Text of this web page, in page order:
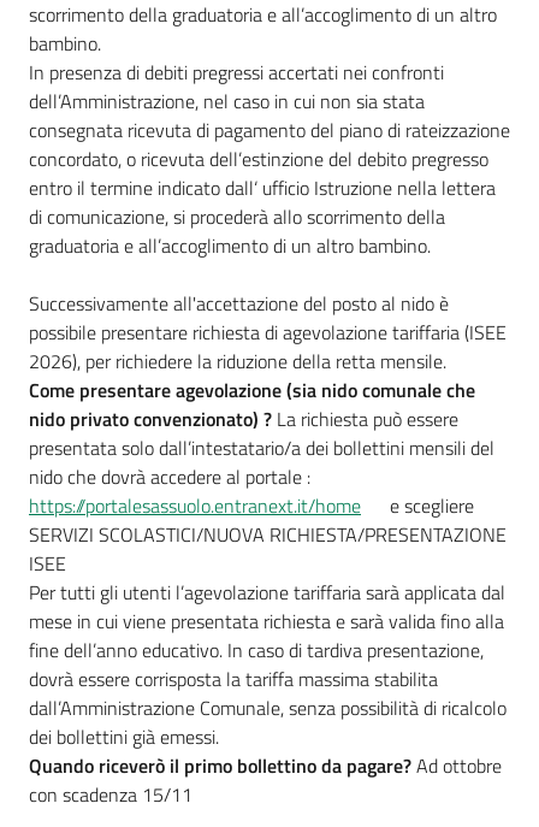
a
s
s
u
o
l
o
Tutti
argomenti...
Seguici
su
scorrimento della graduatoria e all’accoglimento di un altro
bambino.
In presenza di debiti pregressi accertati nei confronti
dell’Amministrazione, nel caso in cui non sia stata
consegnata ricevuta di pagamento del piano di rateizzazione
concordato, o ricevuta dell’estinzione del debito pregresso
entro il termine indicato dall‘ ufficio Istruzione nella lettera
di comunicazione, si procederà allo scorrimento della
graduatoria e all’accoglimento di un altro bambino.
Successivamente all'accettazione del posto al nido è
possibile presentare richiesta di agevolazione tariffaria (ISEE
2026), per richiedere la riduzione della retta mensile.
Come presentare agevolazione (sia nido comunale che
nido privato convenzionato) ? La richiesta può essere
presentata solo dall’intestatario/a dei bollettini mensili del
nido che dovrà accedere al portale :
https://portalesassuolo.entranext.it/home
e scegliere
SERVIZI SCOLASTICI/NUOVA RICHIESTA/PRESENTAZIONE
ISEE
Per tutti gli utenti l’agevolazione tariffaria sarà applicata dal
mese in cui viene presentata richiesta e sarà valida fino alla
fine dell’anno educativo. In caso di tardiva presentazione,
dovrà essere corrisposta la tariffa massima stabilita
dall’Amministrazione Comunale, senza possibilità di ricalcolo
dei bollettini già emessi.
Quando riceverò il primo bollettino da pagare?Ad ottobre
con scadenza 15/11